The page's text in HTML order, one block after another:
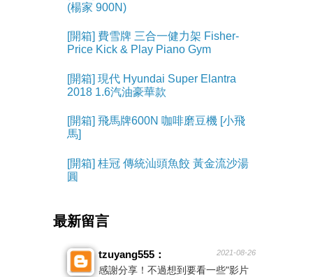
(楊家 900N)
[開箱] 費雪牌 三合一健力架 Fisher-
Price Kick & Play Piano Gym
[開箱] 現代 Hyundai Super Elantra
2018 1.6汽油豪華款
[開箱] 飛馬牌600N 咖啡磨豆機 [小飛
馬]
[開箱] 桂冠 傳統汕頭魚餃 黃金流沙湯
圓
最新留言
2021-08-26
tzuyang555：
感謝分享！不過想到要看一些"影片